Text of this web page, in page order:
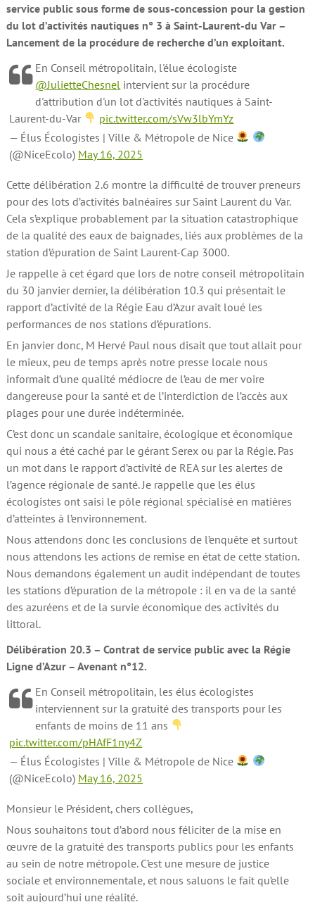
service public sous forme de sous-concession pour la gestion
du lot d’activités nautiques n° 3 à Saint-Laurent-du Var –
Lancement de la procédure de recherche d’un exploitant.
En Conseil métropolitain, l'élue écologiste
@JulietteChesnel intervient sur la procédure
d'attribution d'un lot d'activités nautiques à Saint-
Laurent-du-Var
pic.twitter.com/sVw3lbYmYz
— Élus Écologistes | Ville & Métropole de Nice
(@NiceEcolo) May 16, 2025
Cette délibération 2.6 montre la difficulté de trouver preneurs
pour des lots d’activités balnéaires sur Saint Laurent du Var.
Cela s’explique probablement par la situation catastrophique
de la qualité des eaux de baignades, liés aux problèmes de la
station d’épuration de Saint Laurent-Cap 3000.
Je rappelle à cet égard que lors de notre conseil métropolitain
du 30 janvier dernier, la délibération 10.3 qui présentait le
rapport d’activité de la Régie Eau d’Azur avait loué les
performances de nos stations d’épurations.
En janvier donc, M Hervé Paul nous disait que tout allait pour
le mieux, peu de temps après notre presse locale nous
informait d’une qualité médiocre de l’eau de mer voire
dangereuse pour la santé et de l’interdiction de l’accès aux
plages pour une durée indéterminée.
C’est donc un scandale sanitaire, écologique et économique
qui nous a été caché par le gérant Serex ou par la Régie. Pas
un mot dans le rapport d’activité de REA sur les alertes de
l’agence régionale de santé. Je rappelle que les élus
écologistes ont saisi le pôle régional spécialisé en matières
d’atteintes à l’environnement.
Nous attendons donc les conclusions de l’enquête et surtout
nous attendons les actions de remise en état de cette station.
Nous demandons également un audit indépendant de toutes
les stations d’épuration de la métropole : il en va de la santé
des azuréens et de la survie économique des activités du
littoral.
Délibération 20.3 – Contrat de service public avec la Régie
Ligne d’Azur – Avenant n°12.
En Conseil métropolitain, les élus écologistes
interviennent sur la gratuité des transports pour les
enfants de moins de 11 ans
pic.twitter.com/pHAfF1ny4Z
— Élus Écologistes | Ville & Métropole de Nice
(@NiceEcolo) May 16, 2025
Monsieur le Président, chers collègues,
Nous souhaitons tout d’abord nous féliciter de la mise en
œuvre de la gratuité des transports publics pour les enfants
au sein de notre métropole. C’est une mesure de justice
sociale et environnementale, et nous saluons le fait qu’elle
soit aujourd’hui une réalité.